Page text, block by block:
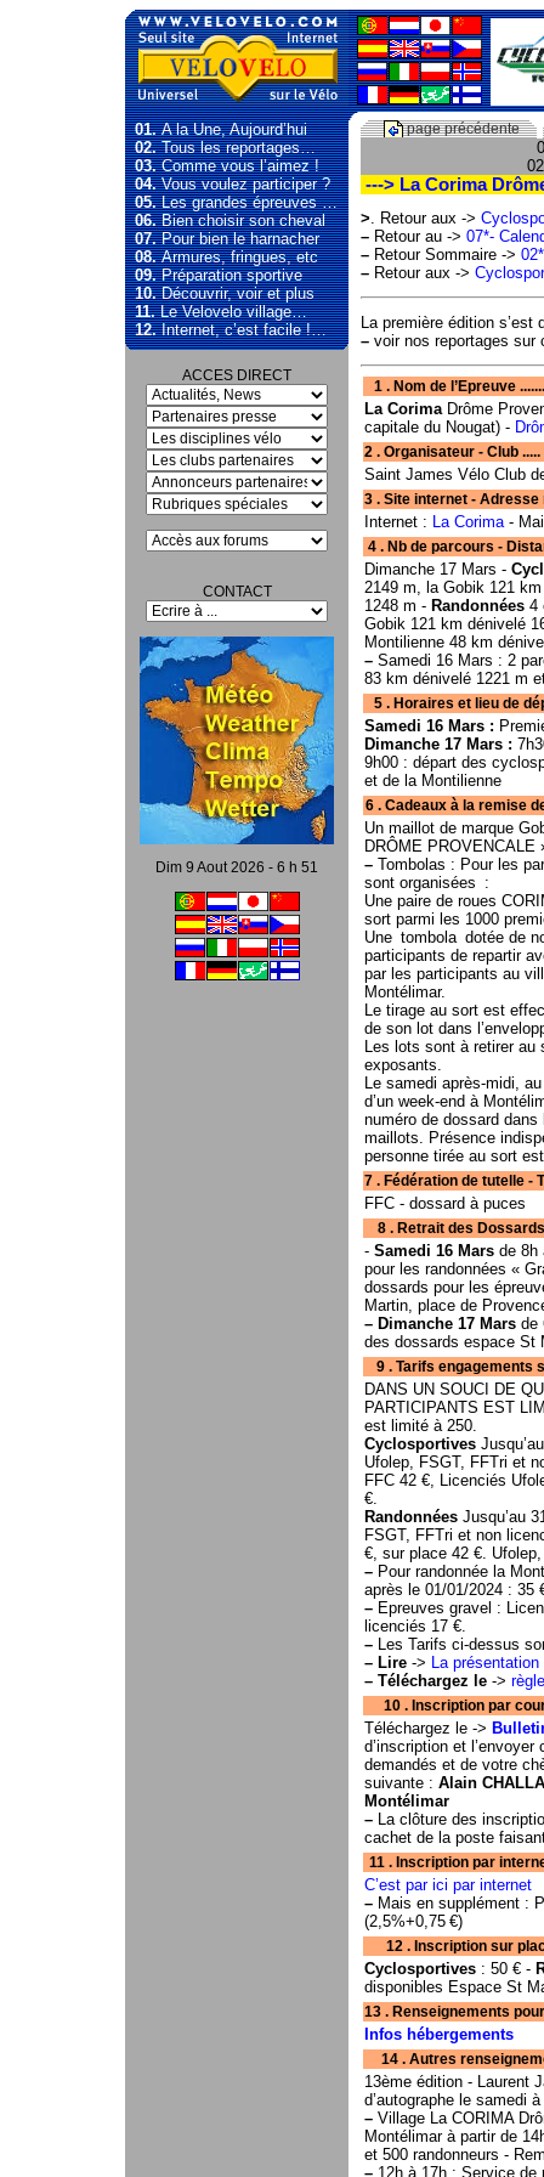
01.A la Une, Aujourd’hui
02.Tous les reportages…
03.Comme vous l’aimez !
04.Vous voulez participer ?
05.Les grandes épreuves …
06.Bien choisir son cheval
07.Pour bien le harnacher
08.Armures, fringues, etc
09.Préparation sportive
10.Découvrir, voir et plus
11.Le Velovelo village…
12.Internet, c’est facile !…
ACCES DIRECT
CONTACT
Dim 9 Aout 2026 - 6 h 51
page précédente
---> La Corima
>. Retour aux ->
– Retour au -> 07*-
– Retour Sommaire ->
– Retour aux ->
La première édition s’est
– voir nos reportages
1 . Nom de l’Epreuve
La CorimaDrôme
capitale du Nougat) -
2 . Organisateur - Club
Saint James Vélo Club
3 . Site internet - Adresse
Internet : La Corima-
4 . Nb de parcours -
Dimanche 17 Mars -
2149 m, la Gobik 121
1248 m - Randonnées 4
Gobik 121 km dénivelé
Montilienne 48 km
– Samedi 16 Mars : 2
83 km dénivelé 1221 m
5 . Horaires et lieu de
Samedi 16 Mars :
Dimanche 17 Mars :
9h00 : départ des
et de la Montilienne
6 . Cadeaux à la remise
Un maillot de marque
DRÔME
– Tombolas : Pour les
sont organisées :
Une paire de roues
sort parmi les 1000
Une tombola dotée de
participants de repartir
par les participants au
Montélimar.
Le tirage au sort est
de son lot dans
Les lots sont à retirer
exposants.
Le samedi après-midi,
d’un week-end à
numéro de dossard
maillots. Présence
personne tirée au sort
7 . Fédération de tutelle -
FFC - dossard à puces
8 . Retrait des Dossards
- Samedi 16 Mars de 8h
pour les randonnées «
dossards pour les
Martin, place de
– Dimanche 17 Mars de
des dossards espace St
9 . Tarifs engagements
DANS UN SOUCI DE
PARTICIPANTS EST
est limité à 250.
Cyclosportives
Ufolep, FSGT, FFTri et
FFC 42 €, Licenciés
€.
Randonnées Jusqu’au
FSGT, FFTri et non
€, sur place 42 €.
– Pour randonnée la
après le 01/01/2024 : 35
– Epreuves gravel :
licenciés 17 €.
– Les Tarifs ci-dessus
– Lire -> La
– Téléchargez le ->
10 . Inscription par
Téléchargez le ->
d’inscription et
demandés et de votre
suivante : Alain
Montélimar
– La clôture des
cachet de la poste
11 . Inscription par
C’est par ici par internet
– Mais en supplément :
(2,5%+0,75 €)
12 . Inscription sur place
Cyclosportives : 50 € -
disponibles Espace St
13 . Renseignements pour
Infos hébergements
14 . Autres
13ème édition - Laurent
d’autographe le samedi
– Village La CORIMA
Montélimar à partir de
et 500 randonneurs -
– 12h à 17h : Service